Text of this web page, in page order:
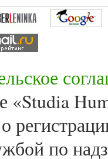
«Studia
о
по